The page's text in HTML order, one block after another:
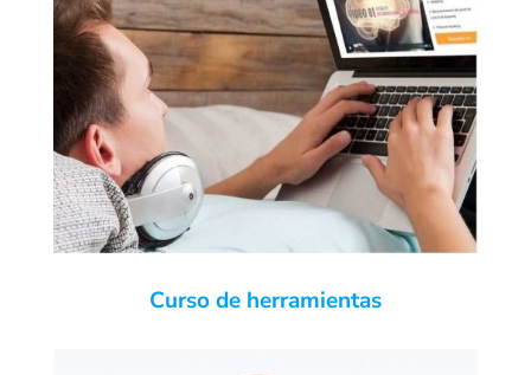
Curso de herramientas